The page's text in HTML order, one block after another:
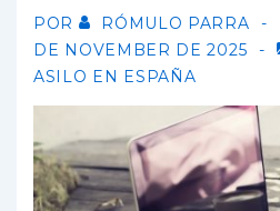
POR RÓMULO PARRA
DE NOVEMBER DE 2025
ASILO EN ESPAÑA